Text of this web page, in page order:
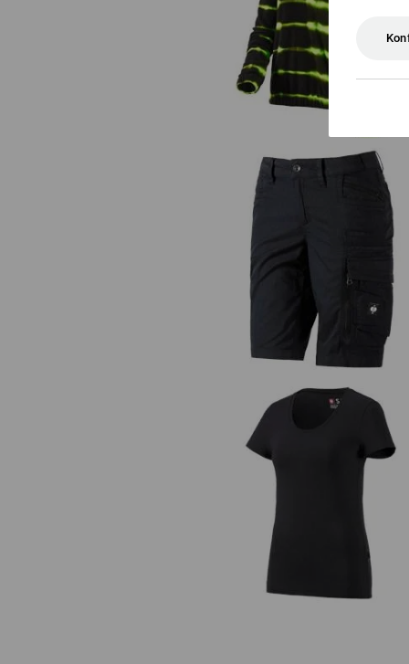
Fleece Hoody tie-dye e.s.motion
damer
Cargoshorts e.s.motion ten
sommer,damer
e.s. T-Shirt cotton stretch, damer